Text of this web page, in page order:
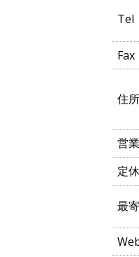
Tel
Fax
住所
営
定
最